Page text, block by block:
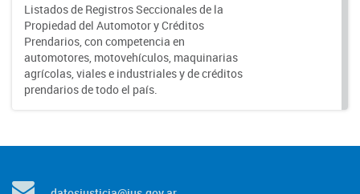
Listados de Registros Seccionales de la
Propiedad del Automotor y Créditos
Prendarios, con competencia en
automotores, motovehículos, maquinarias
agrícolas, viales e industriales y de créditos
prendarios de todo el país.